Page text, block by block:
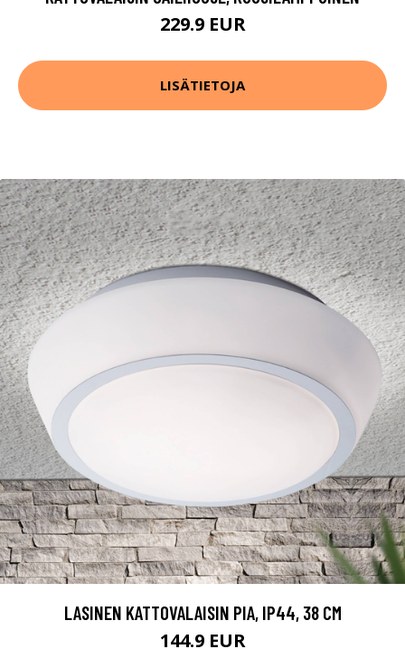
229.9 EUR
LISÄTIETOJA
LASINEN KATTOVALAISIN PIA, IP44, 38 CM
144.9 EUR